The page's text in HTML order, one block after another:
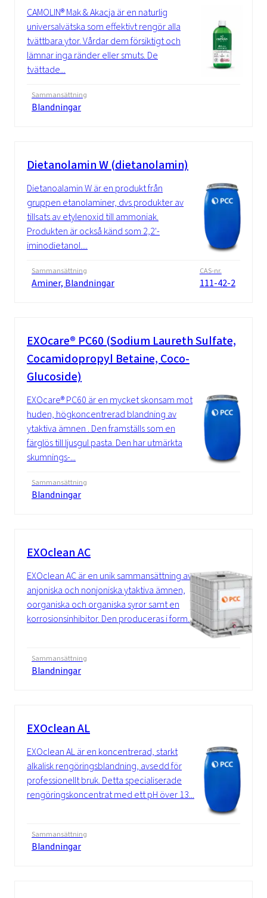
CAMOLIN® Mak & Akacja är en naturlig
universalvätska som effektivt rengör alla
tvättbara ytor. Vårdar dem försiktigt och
lämnar inga ränder eller smuts. De
tvättade...
Sammansättning
Blandningar
Dietanolamin W (dietanolamin)
Dietanoalamin W är en produkt från
gruppen etanolaminer, dvs produkter av
tillsats av etylenoxid till ammoniak.
Produkten är också känd som 2,2'-
iminodietanol....
Sammansättning
Aminer, Blandningar
CAS-nr.
111-42-2
EXOcare® PC60 (Sodium Laureth Sulfate,
Cocamidopropyl Betaine, Coco-
Glucoside)
EXOcare® PC60 är en mycket skonsam mot
huden, högkoncentrerad blandning av
ytaktiva ämnen . Den framställs som en
färglös till ljusgul pasta. Den har utmärkta
skumnings-...
Sammansättning
Blandningar
EXOclean AC
EXOclean AC är en unik sammansättning av
anjoniska och nonjoniska ytaktiva ämnen,
oorganiska och organiska syror samt en
korrosionsinhibitor. Den produceras i form...
Sammansättning
Blandningar
EXOclean AL
EXOclean AL är en koncentrerad, starkt
alkalisk rengöringsblandning, avsedd för
professionellt bruk. Detta specialiserade
rengöringskoncentrat med ett pH över 13...
Sammansättning
Blandningar